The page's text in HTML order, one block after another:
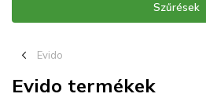
chevron_left_16 Evido
Evido termékek
Szűrések